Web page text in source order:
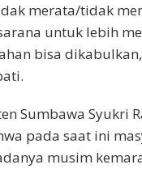
merata/tidak
untuk lebih
bisa
Sumbawa Syukri
pada saat ini
musim